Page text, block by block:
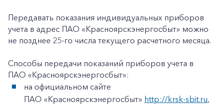
Передавать показания индивидуальных приборов
учета в адрес ПАО «Красноярскэнергосбыт» можно
не позднее 25-го числа текущего расчетного месяца.
Способы передачи показаний приборов учета в
ПАО «Красноярскэнергосбыт»:
на официальном сайте
ПАО «Красноярскэнергосбыт» http://krsk-sbit.ru,